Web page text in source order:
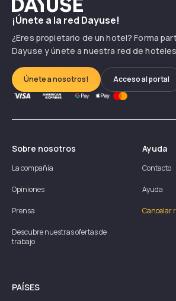
¡Únete a la red Dayuse!
¿Eres propietario de un hotel? Forma
Dayuse y únete a nuestra red de
Únete a nosotros! Acceso al portal
Sobre nosotros
La compañía
Opiniones
Prensa
Descubre nuestras ofertas de
trabajo
Ayuda
Contacto
Ayuda
Cancelar
PAÍSES